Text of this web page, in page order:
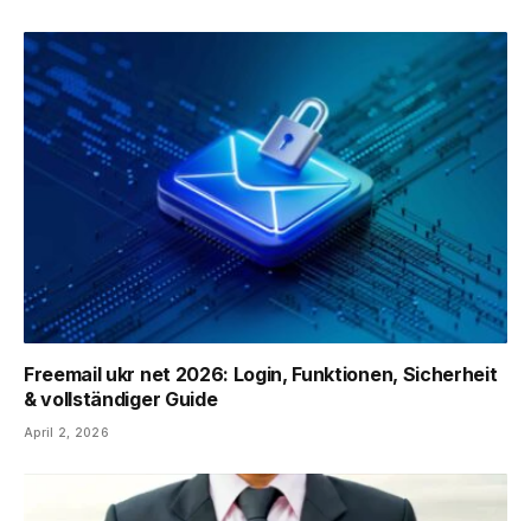
Freemail ukr net 2026: Login, Funktionen, Sicherheit
& vollständiger Guide
April 2, 2026